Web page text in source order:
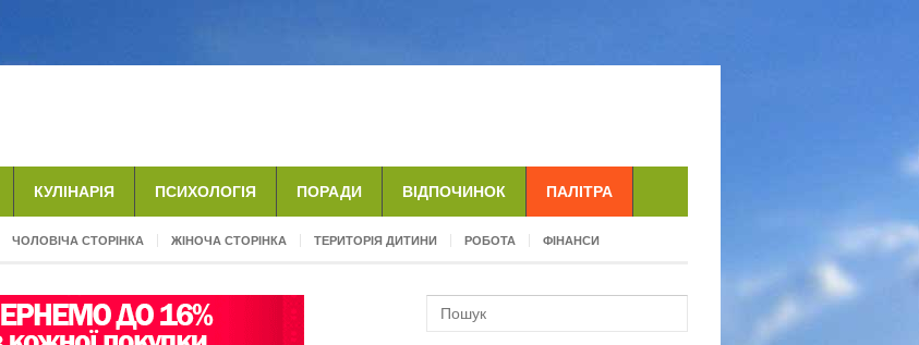
КУЛІНАРІЯ ПСИХОЛОГІЯ ПОРАДИ ВІДПОЧИНОК ПАЛІТРА
ЧОЛОВІЧА СТОРІНКА ЖІНОЧА СТОРІНКА ТЕРИТОРІЯ ДИТИНИ РОБОТА ФІНАНСИ